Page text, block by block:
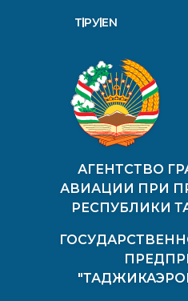
АГЕНТСТВО
АВИАЦИИ ПРИ
РЕСПУБЛИКИ
ТҶ РУEN